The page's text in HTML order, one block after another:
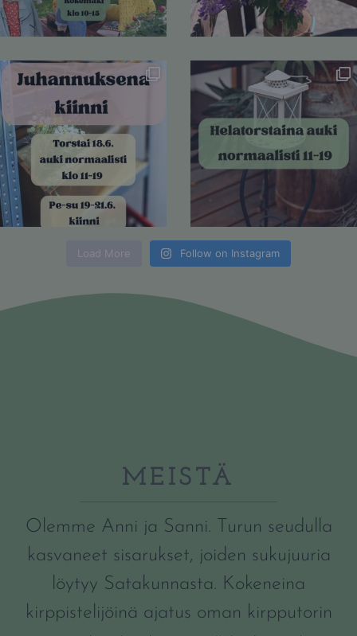
Load More Follow on Instagram
MEISTÄ
Olemme Anni ja Sanni. Turun seudulla
kasvaneet sisarukset, joiden sukujuuria
löytyy Satakunnasta. Kokeneina
kirppistelijöinä ajatus oman kirpputorin